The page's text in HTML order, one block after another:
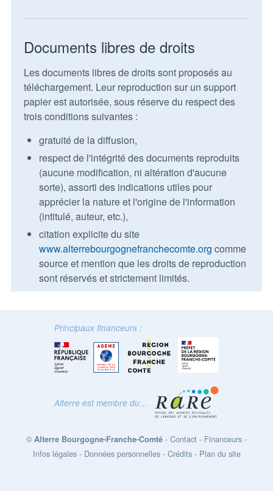
Documents libres de droits
Les documents libres de droits sont proposés au
téléchargement. Leur reproduction sur un support
papier est autorisée, sous réserve du respect des
trois conditions suivantes :
gratuité de la diffusion,
respect de l'intégrité des documents reproduits
(aucune modification, ni altération d'aucune
sorte), assorti des indications utiles pour
apprécier la nature et l'origine de l'information
(intitulé, auteur, etc.),
citation explicite du site
www.alterrebourgognefranchecomte.org comme
source et mention que les droits de reproduction
sont réservés et strictement limités.
Principaux financeurs :
Alterre est membre du…
© Alterre Bourgogne-Franche-Comté - Contact - Financeurs -
Infos légales- Données personnelles- Crédits- Plan du site